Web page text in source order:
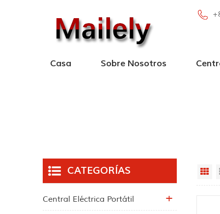
Casa Sobre Nosotros
CATEGORÍAS
Central Eléctrica Portátil